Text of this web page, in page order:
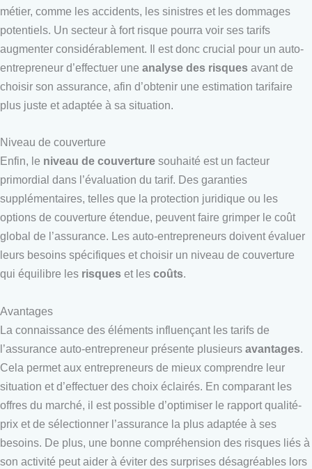
métier, comme les accidents, les sinistres et les dommages
potentiels. Un secteur à fort risque pourra voir ses tarifs
augmenter considérablement. Il est donc crucial pour un auto-
entrepreneur d’effectuer une analyse des risques avant de
choisir son assurance, afin d’obtenir une estimation tarifaire
plus juste et adaptée à sa situation.
Niveau de couverture
Enfin, le niveau de couverture souhaité est un facteur
primordial dans l’évaluation du tarif. Des garanties
supplémentaires, telles que la protection juridique ou les
options de couverture étendue, peuvent faire grimper le coût
global de l’assurance. Les auto-entrepreneurs doivent évaluer
leurs besoins spécifiques et choisir un niveau de couverture
qui équilibre les risques et les coûts.
Avantages
La connaissance des éléments influençant les tarifs de
l’assurance auto-entrepreneur présente plusieurs avantages.
Cela permet aux entrepreneurs de mieux comprendre leur
situation et d’effectuer des choix éclairés. En comparant les
offres du marché, il est possible d’optimiser le rapport qualité-
prix et de sélectionner l’assurance la plus adaptée à ses
besoins. De plus, une bonne compréhension des risques liés à
son activité peut aider à éviter des surprises désagréables lors